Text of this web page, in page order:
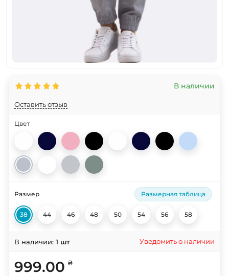
Оставить отзыв
В наличии
Цвет
Размер Размерная таблица
38 44 46 48 50 54 56 58
В наличии: 1 шт Уведомить о наличии
999.00 ₴